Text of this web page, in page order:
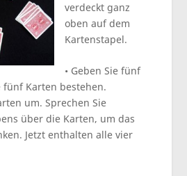
verdeckt ganz
oben auf dem
Kartenstapel.
• Geben Sie fünf
fünf Karten bestehen.
um. Sprechen Sie
über die Karten, um das
Jetzt enthalten alle vier